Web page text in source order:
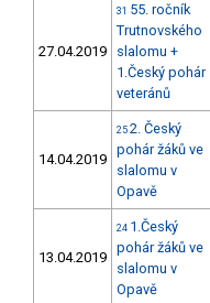
27.04.2019
31 55. ročník
Trutnovského
slalomu +
1.Český pohár
veteránů
14.04.2019
25 2. Český
pohár žáků ve
slalomu v
Opavě
13.04.2019
24 1.Český
pohár žáků ve
slalomu v
Opavě